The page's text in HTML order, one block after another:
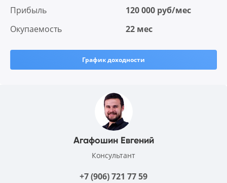
Прибыль
120 000 руб/мес
Окупаемость
22 мес
График доходности
Агафошин Евгений
Консультант
+7 (906) 721 77 59